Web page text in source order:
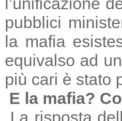
pubblici
la mafia
equivalso ad
più cari è stato
E la mafia?